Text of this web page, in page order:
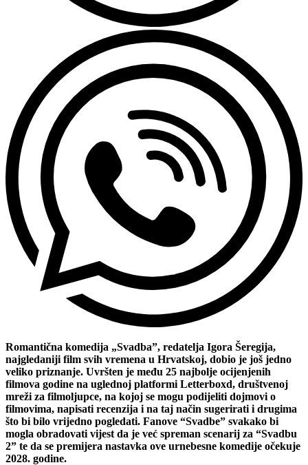
Romantična komedija „Svadba”, redatelja Igora Šeregija,
najgledaniji film svih vremena u Hrvatskoj, dobio je još jedno
veliko priznanje. Uvršten je među 25 najbolje ocijenjenih
filmova godine na uglednoj platformi Letterboxd, društvenoj
mreži za filmoljupce, na kojoj se mogu podijeliti dojmovi o
filmovima, napisati recenzija i na taj način sugerirati i drugima
što bi bilo vrijedno pogledati. Fanove “Svadbe” svakako bi
mogla obradovati vijest da je već spreman scenarij za “Svadbu
2” te da se premijera nastavka ove urnebesne komedije očekuje
2028. godine.